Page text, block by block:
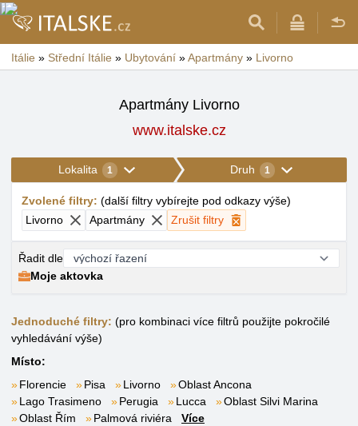
Itálie » Střední Itálie » Ubytování »Apartmány » Livorno
Apartmány Livorno
www.italske.cz
Lokalita 1 Druh 1
Zvolené filtry: (další filtry vybírejte pod odkazy výše)
Livorno
Apartmány Zrušit filtry
Řadit dle
Moje aktovka
Jednoduché filtry: (pro kombinaci více filtrů použijte pokročilé
vyhledávání výše)
Místo:
Florencie
Pisa Livorno
Oblast Ancona
Lago Trasimeno
Perugia Lucca
Oblast Silvi Marina
Oblast Řím
Palmová riviéra
Více